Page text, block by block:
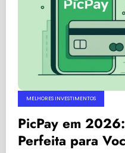
MELHORES INVESTIMENTOS
PicPay em
Perfeita para